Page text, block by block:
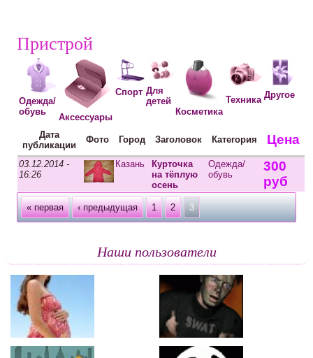
Пристрой
Одежда/
обувь
Аксессуары
Спорт Для
детей
Косметика
Техника Другое
Дата
публикации
Фото Город Заголовок Категория Цена
03.12.2014 -
16:26
Казань
Курточка
на тёплую
осень
Одежда/
обувь
300
руб
Страницы
« первая ‹ предыдущая 1 2 3
Наши пользователи